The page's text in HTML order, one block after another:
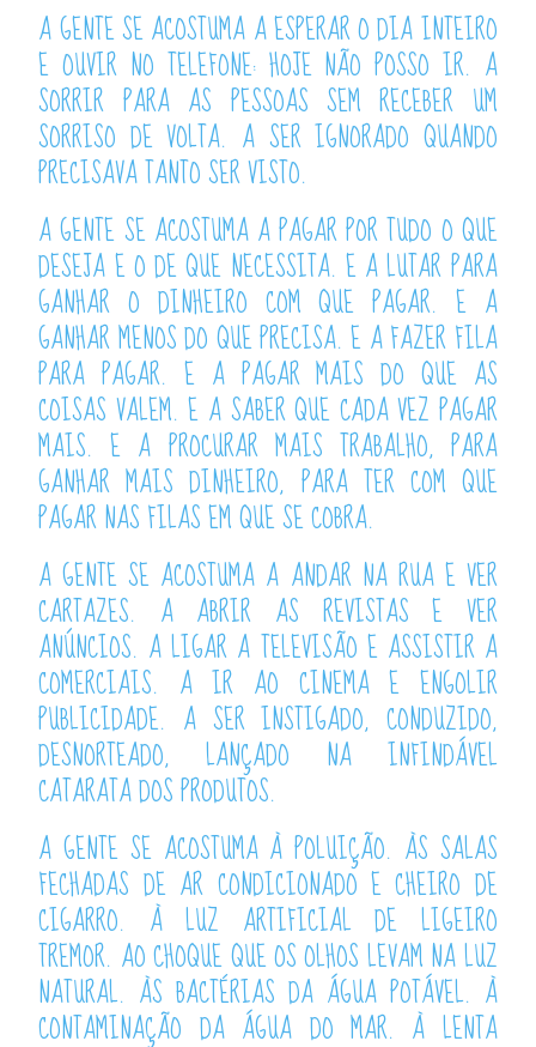
A GENTE SE ACOSTUMA A ESPERAR O DIA INTEIRO
E OUVIR NO TELEFONE: HOJE NÃO POSSO IR. A
SORRIR PARA AS PESSOAS SEM RECEBER UM
SORRISO DE VOLTA. A SER IGNORADO QUANDO
PRECISAVA TANTO SER VISTO.
A GENTE SE ACOSTUMA A PAGAR POR TUDO O QUE
DESEJA E O DE QUE NECESSITA. E A LUTAR PARA
GANHAR O DINHEIRO COM QUE PAGAR. E A
GANHAR MENOS DO QUE PRECISA. E A FAZER FILA
PARA PAGAR. E A PAGAR MAIS DO QUE AS
COISAS VALEM. E A SABER QUE CADA VEZ PAGAR
MAIS. E A PROCURAR MAIS TRABALHO, PARA
GANHAR MAIS DINHEIRO, PARA TER COM QUE
PAGAR NAS FILAS EM QUE SE COBRA.
A GENTE SE ACOSTUMA A ANDAR NA RUA E VER
CARTAZES. A ABRIR AS REVISTAS E VER
ANÚNCIOS. A LIGAR A TELEVISÃO E ASSISTIR A
COMERCIAIS. A IR AO CINEMA E ENGOLIR
PUBLICIDADE. A SER INSTIGADO, CONDUZIDO,
DESNORTEADO, LANÇADO NA INFINDÁVEL
CATARATA DOS PRODUTOS.
A GENTE SE ACOSTUMA À POLUIÇÃO. ÀS SALAS
FECHADAS DE AR CONDICIONADO E CHEIRO DE
CIGARRO. À LUZ ARTIFICIAL DE LIGEIRO
TREMOR. AO CHOQUE QUE OS OLHOS LEVAM NA LUZ
NATURAL. ÀS BACTÉRIAS DA ÁGUA POTÁVEL. À
CONTAMINAÇÃO DA ÁGUA DO MAR. À LENTA